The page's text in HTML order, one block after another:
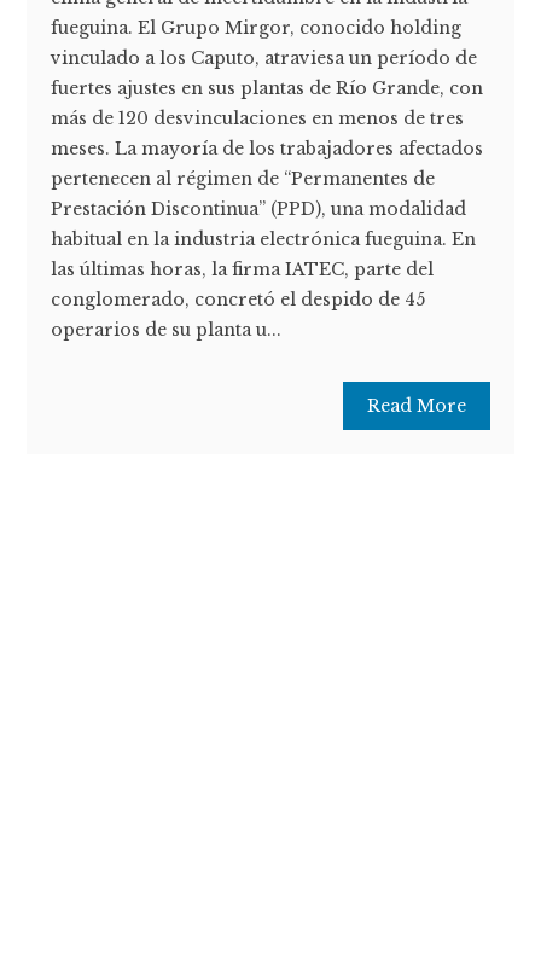
fueguina. El Grupo Mirgor, conocido holding
vinculado a los Caputo, atraviesa un período de
fuertes ajustes en sus plantas de Río Grande, con
más de 120 desvinculaciones en menos de tres
meses. La mayoría de los trabajadores afectados
pertenecen al régimen de “Permanentes de
Prestación Discontinua” (PPD), una modalidad
habitual en la industria electrónica fueguina. En
las últimas horas, la firma IATEC, parte del
conglomerado, concretó el despido de 45
operarios de su planta u...
Read More